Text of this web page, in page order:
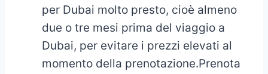
per Dubai molto presto, cioè almeno
due o tre mesi prima del viaggio a
Dubai, per evitare i prezzi elevati al
momento della prenotazione.Prenota